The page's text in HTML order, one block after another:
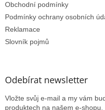
Obchodní podmínky
Podmínky ochrany osobních
Reklamace
Slovník pojmů
Odebírat newsletter
Vložte svůj e-mail a my vám
produktech na našem e-shopu.